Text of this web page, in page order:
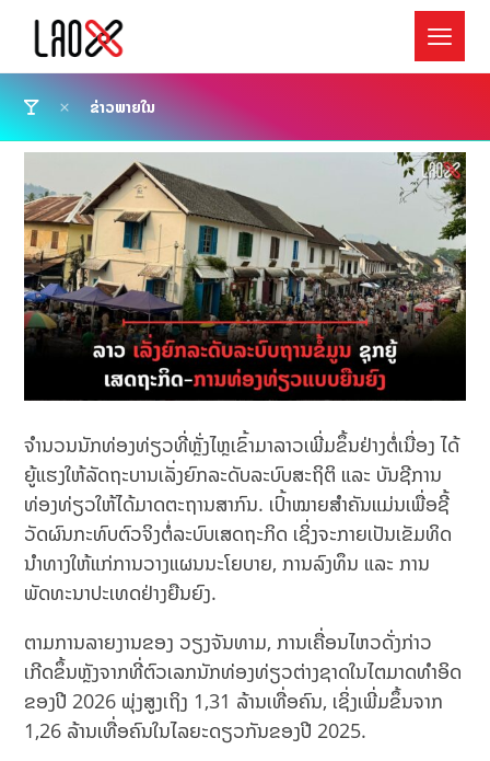
ຂ່າວພາຍໃນ
ຈຳນວນນັກທ່ອງທ່ຽວທີ່ຫຼັ່ງໄຫຼເຂົ້າມາລາວເພີ່ມຂຶ້ນຢ່າງຕໍ່ເນື່ອງ ໄດ້
ຍູ້ແຮງໃຫ້ລັດຖະບານເລັ່ງຍົກລະດັບລະບົບສະຖິຕິ ແລະ ບັນຊີການ
ທ່ອງທ່ຽວໃຫ້ໄດ້ມາດຕະຖານສາກົນ. ເປົ້າໝາຍສຳຄັນແມ່ນເພື່ອຊີ້
ວັດຜົນກະທົບຕົວຈິງຕໍ່ລະບົບເສດຖະກິດ ເຊິ່ງຈະກາຍເປັນເຂັມທິດ
ນຳທາງໃຫ້ແກ່ການວາງແຜນນະໂຍບາຍ, ການລົງທຶນ ແລະ ການ
ພັດທະນາປະເທດຢ່າງຍືນຍົງ.
ຕາມການລາຍງານຂອງ ວຽງຈັນທາມ, ການເຄື່ອນໄຫວດັ່ງກ່າວ
ເກີດຂຶ້ນຫຼັງຈາກທີ່ຕົວເລກນັກທ່ອງທ່ຽວຕ່າງຊາດໃນໄຕມາດທຳອິດ
ຂອງປີ 2026 ພຸ່ງສູງເຖິງ 1,31 ລ້ານເທື່ອຄົນ, ເຊິ່ງເພີ່ມຂຶ້ນຈາກ
1,26 ລ້ານເທື່ອຄົນໃນໄລຍະດຽວກັນຂອງປີ 2025.